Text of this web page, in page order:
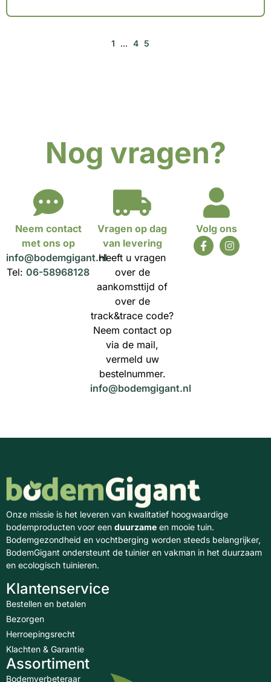
1 … 4 5
Nog vragen?
Neem contact
met ons op
info@bodemgigant.nl
Tel:06-58968128
Vragen op dag
van levering
Heeft u vragen
over de
aankomsttijd of
over de
track&trace code?
Neem contact op
via de mail,
vermeld uw
bestelnummer.
info@bodemgigant.nl
Volg ons
Onze missie is het leveren van kwalitatief hoogwaardige
bodemproducten voor een duurzame en mooie tuin.
Bodemgezondheid en vochtberging worden steeds belangrijker,
BodemGigant ondersteunt de tuinier en vakman in het duurzaam
en ecologisch tuinieren.
Klantenservice
Bestellen en betalen
Bezorgen
Herroepingsrecht
Klachten & Garantie
Assortiment
Bodemverbeteraar